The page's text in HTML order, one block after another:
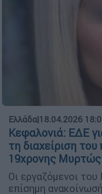
Ελλάδα|18.04.2026
Κεφαλονιά: ΕΔΕ
τη διαχείριση
19χρονης Μυρτώς
Οι εργαζόμενοι
επίσημη